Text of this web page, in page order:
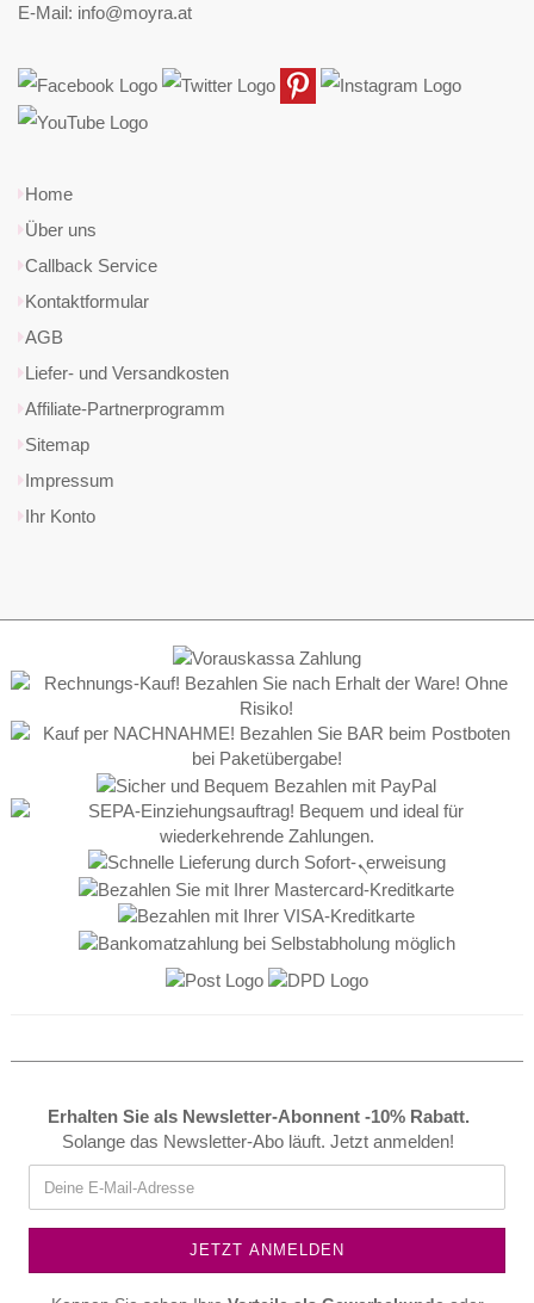
E-Mail: info@moyra.at
Home
Über uns
Callback Service
Kontaktformular
AGB
Liefer- und Versandkosten
Affiliate-Partnerprogramm
Sitemap
Impressum
Ihr Konto
Erhalten Sie als Newsletter-Abonnent -10% Rabatt.
Solange das Newsletter-Abo läuft. Jetzt anmelden!